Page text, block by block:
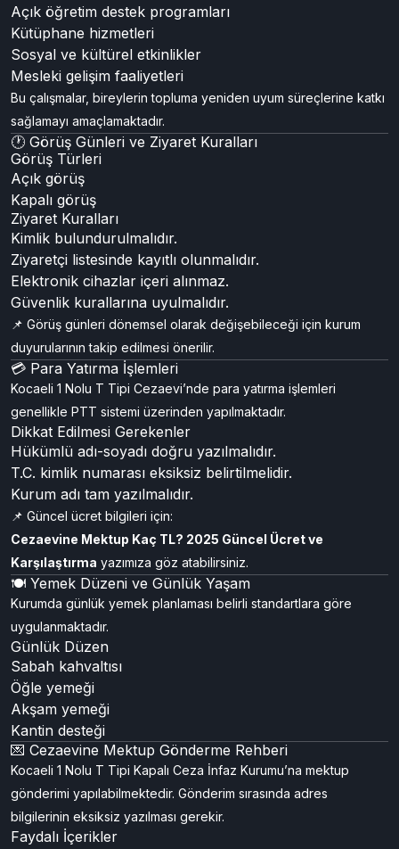
Açık öğretim destek programları
Kütüphane hizmetleri
Sosyal ve kültürel etkinlikler
Mesleki gelişim faaliyetleri
Bu çalışmalar, bireylerin topluma yeniden uyum süreçlerine katkı
sağlamayı amaçlamaktadır.
🕐 Görüş Günleri ve Ziyaret Kuralları
Görüş Türleri
Açık görüş
Kapalı görüş
Ziyaret Kuralları
Kimlik bulundurulmalıdır.
Ziyaretçi listesinde kayıtlı olunmalıdır.
Elektronik cihazlar içeri alınmaz.
Güvenlik kurallarına uyulmalıdır.
📌 Görüş günleri dönemsel olarak değişebileceği için kurum
duyurularının takip edilmesi önerilir.
💳 Para Yatırma İşlemleri
Kocaeli 1 Nolu T Tipi Cezaevi’nde para yatırma işlemleri
genellikle PTT sistemi üzerinden yapılmaktadır.
Dikkat Edilmesi Gerekenler
Hükümlü adı-soyadı doğru yazılmalıdır.
T.C. kimlik numarası eksiksiz belirtilmelidir.
Kurum adı tam yazılmalıdır.
📌 Güncel ücret bilgileri için:
Cezaevine Mektup Kaç TL? 2025 Güncel Ücret ve
Karşılaştırma yazımıza göz atabilirsiniz.
🍽️ Yemek Düzeni ve Günlük Yaşam
Kurumda günlük yemek planlaması belirli standartlara göre
uygulanmaktadır.
Günlük Düzen
Sabah kahvaltısı
Öğle yemeği
Akşam yemeği
Kantin desteği
💌 Cezaevine Mektup Gönderme Rehberi
Kocaeli 1 Nolu T Tipi Kapalı Ceza İnfaz Kurumu’na mektup
gönderimi yapılabilmektedir. Gönderim sırasında adres
bilgilerinin eksiksiz yazılması gerekir.
Faydalı İçerikler